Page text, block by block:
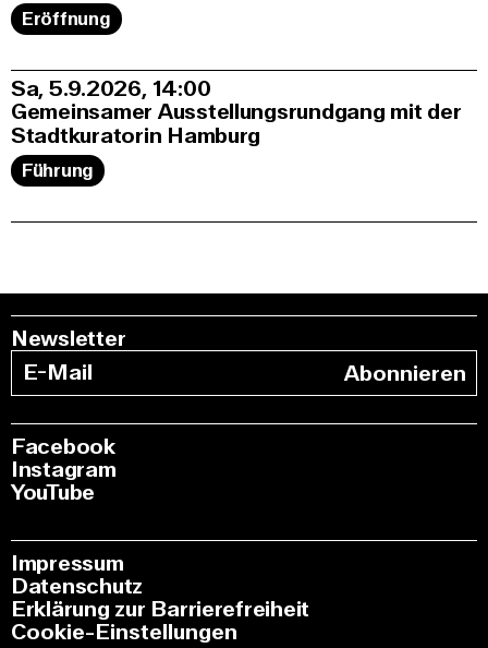
Eröffnung
Sa, 5.9.2026 14:00
Gemeinsamer Ausstellungsrundgang mit der
Stadtkuratorin Hamburg
Führung
Newsletter
Abonnieren
Facebook
Instagram
YouTube
Impressum
Datenschutz
Erklärung zur Barrierefreiheit
Cookie-Einstellungen